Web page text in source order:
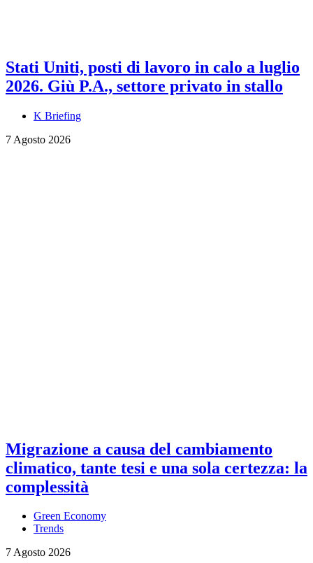
Stati Uniti, posti di lavoro in calo a luglio
2026. Giù P.A., settore privato in stallo
K Briefing
7 Agosto 2026
Migrazione a causa del cambiamento
climatico, tante tesi e una sola certezza: la
complessità
Green Economy
Trends
7 Agosto 2026